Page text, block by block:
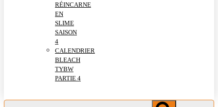
RÉINCARNE
EN
SLIME
SAISON
4
CALENDRIER
BLEACH
TYBW
PARTIE 4